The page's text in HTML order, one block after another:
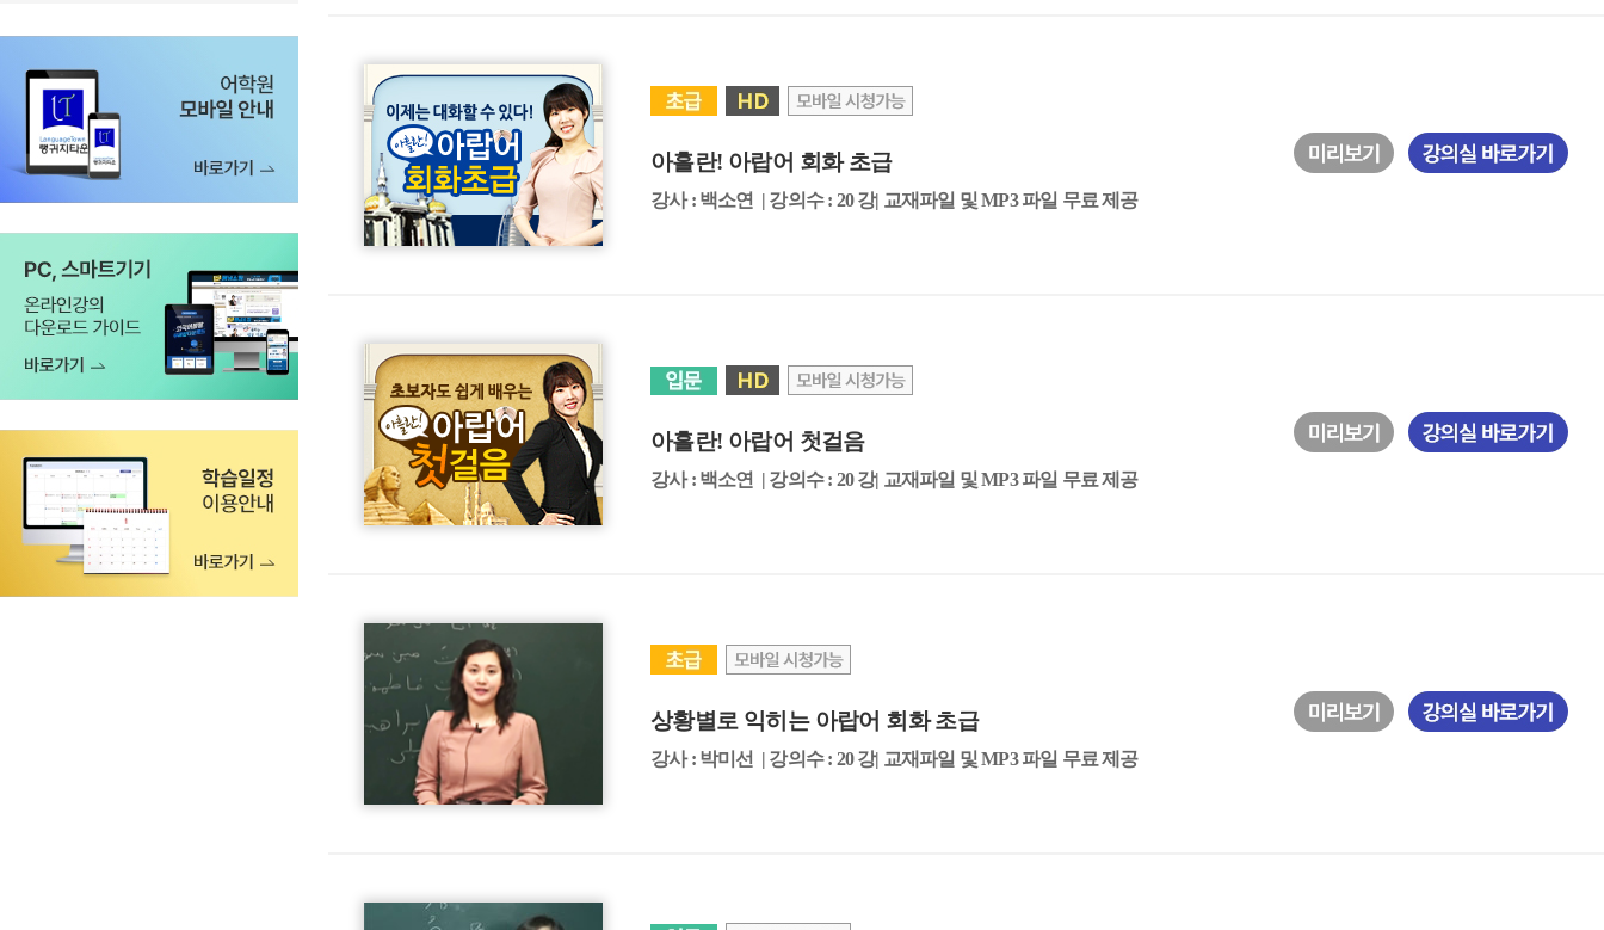
아흘란! 아랍어 회화 초급
강사 : 백소연 | 강의수 : 20 강| 교재파일 및 MP3 파일 무료 제공
아흘란! 아랍어 첫걸음
강사 : 백소연 | 강의수 : 20 강| 교재파일 및 MP3 파일 무료 제공
상황별로 익히는 아랍어 회화 초급
강사 : 박미선 | 강의수 : 20 강| 교재파일 및 MP3 파일 무료 제공